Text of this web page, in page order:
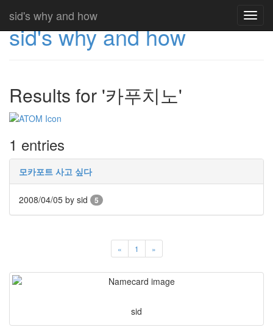
sid's why and how
sid's why and how
Results for '카푸치노'
1 entries
모카포트 사고 싶다
2008/04/05 by sid 5
« 1 »
sid